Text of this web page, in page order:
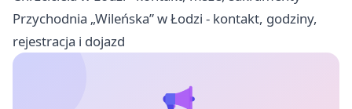
Przychodnia „Wileńska” w Łodzi - kontakt, godziny,
rejestracja i dojazd